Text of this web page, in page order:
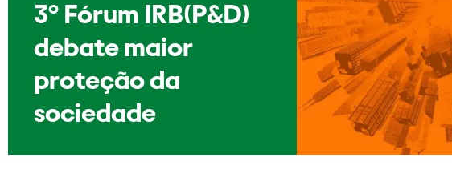
3º Fórum IRB(P&D)
debate maior
proteção da
sociedade